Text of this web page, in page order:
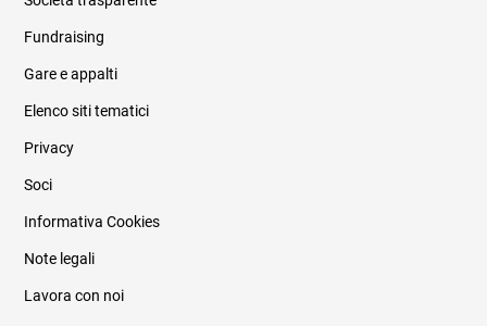
Informazioni legali e trasparenza
Fundraising
Gare e appalti
Elenco siti tematici
Privacy
Soci
Informativa Cookies
Note legali
Lavora con noi